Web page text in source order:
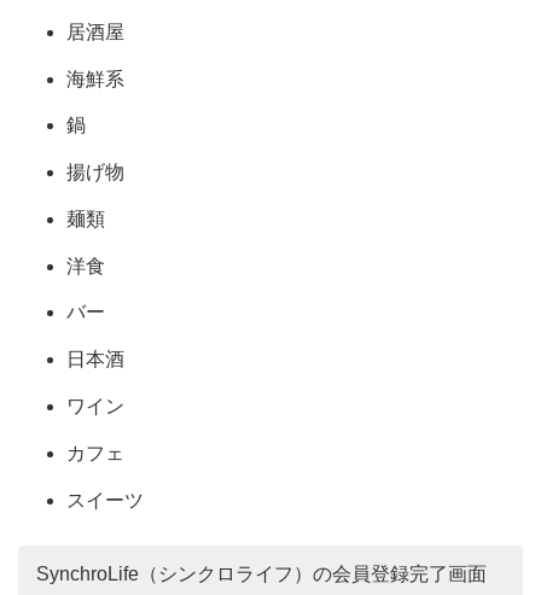
居酒屋
海鮮系
鍋
揚げ物
麺類
洋食
バー
日本酒
ワイン
カフェ
スイーツ
SynchroLife（シンクロライフ）の会員登録完了画面